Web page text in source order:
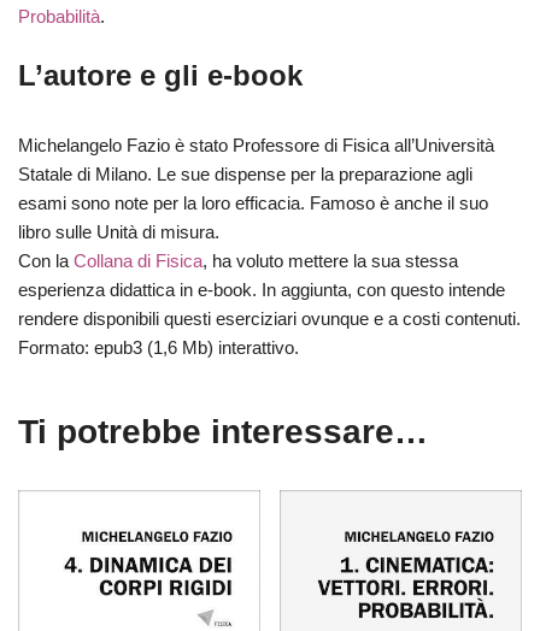
Probabilità.
L’autore e gli e-book
Michelangelo Fazio è stato Professore di Fisica all’Università
Statale di Milano. Le sue dispense per la preparazione agli
esami sono note per la loro efficacia. Famoso è anche il suo
libro sulle Unità di misura.
Con la Collana di Fisica, ha voluto mettere la sua stessa
esperienza didattica in e-book. In aggiunta, con questo intende
rendere disponibili questi eserciziari ovunque e a costi contenuti.
Formato: epub3 (1,6 Mb) interattivo.
Ti potrebbe interessare…